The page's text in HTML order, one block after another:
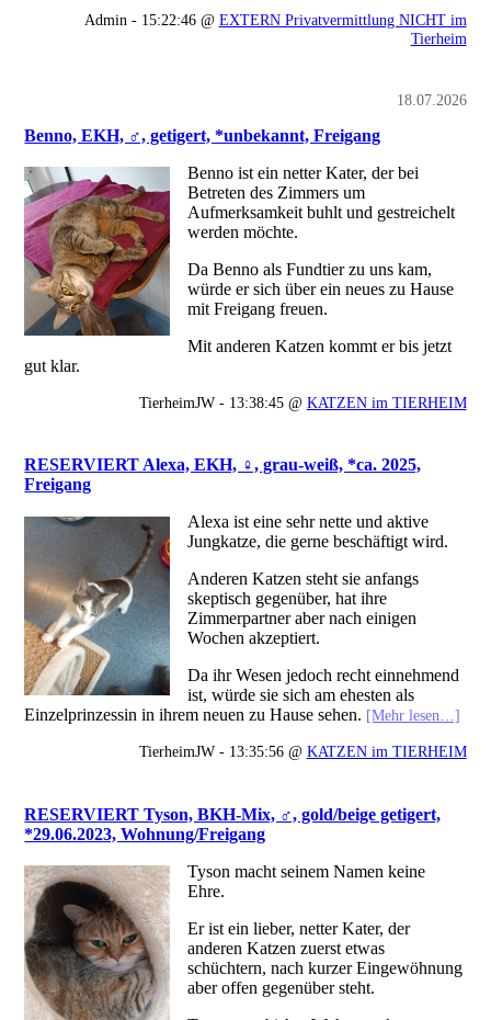
Admin - 15:22:46 @ EXTERN Privatvermittlung NICHT im
Tierheim
18.07.2026
Benno, EKH, ♂, getigert, *unbekannt, Freigang
Benno ist ein netter Kater, der bei
Betreten des Zimmers um
Aufmerksamkeit buhlt und gestreichelt
werden möchte.
Da Benno als Fundtier zu uns kam,
würde er sich über ein neues zu Hause
mit Freigang freuen.
Mit anderen Katzen kommt er bis jetzt
gut klar.
TierheimJW - 13:38:45 @ KATZEN im TIERHEIM
RESERVIERT Alexa, EKH, ♀, grau-weiß, *ca. 2025,
Freigang
Alexa ist eine sehr nette und aktive
Jungkatze, die gerne beschäftigt wird.
Anderen Katzen steht sie anfangs
skeptisch gegenüber, hat ihre
Zimmerpartner aber nach einigen
Wochen akzeptiert.
Da ihr Wesen jedoch recht einnehmend
ist, würde sie sich am ehesten als
Einzelprinzessin in ihrem neuen zu Hause sehen. [Mehr lesen…]
TierheimJW - 13:35:56 @ KATZEN im TIERHEIM
RESERVIERT Tyson, BKH-Mix, ♂, gold/beige getigert,
*29.06.2023, Wohnung/Freigang
Tyson macht seinem Namen keine
Ehre.
Er ist ein lieber, netter Kater, der
anderen Katzen zuerst etwas
schüchtern, nach kurzer Eingewöhnung
aber offen gegenüber steht.